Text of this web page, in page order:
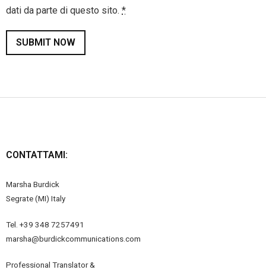
dati da parte di questo sito. *
CONTATTAMI:
Marsha Burdick
Segrate (MI) Italy
Tel. +39 348 7257491
marsha@burdickcommunications.com
Professional Translator &